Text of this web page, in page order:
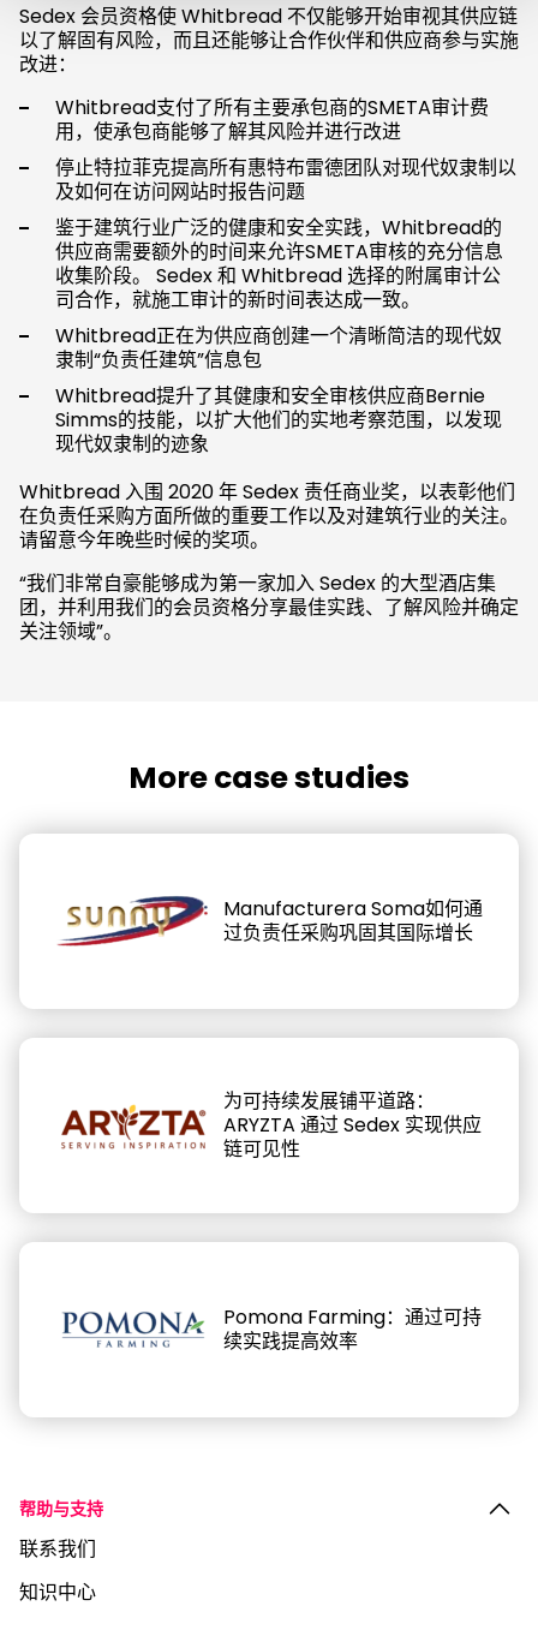
Sedex 会员资格使 Whitbread 不仅能够开始审视其供应链
以了解固有风险，而且还能够让合作伙伴和供应商参与实施
改进：
Whitbread支付了所有主要承包商的SMETA审计费
用，使承包商能够了解其风险并进行改进
停止特拉菲克提高所有惠特布雷德团队对现代奴隶制以
及如何在访问网站时报告问题
鉴于建筑行业广泛的健康和安全实践，Whitbread的
供应商需要额外的时间来允许SMETA审核的充分信息
收集阶段。 Sedex 和 Whitbread 选择的附属审计公
司合作，就施工审计的新时间表达成一致。
Whitbread正在为供应商创建一个清晰简洁的现代奴
隶制“负责任建筑”信息包
Whitbread提升了其健康和安全审核供应商Bernie
Simms的技能，以扩大他们的实地考察范围，以发现
现代奴隶制的迹象
Whitbread 入围 2020 年 Sedex 责任商业奖，以表彰他们
在负责任采购方面所做的重要工作以及对建筑行业的关注。
请留意今年晚些时候的奖项。
“我们非常自豪能够成为第一家加入 Sedex 的大型酒店集
团，并利用我们的会员资格分享最佳实践、了解风险并确定
关注领域”。
More case studies
Manufacturera Soma如何通
过负责任采购巩固其国际增长
为可持续发展铺平道路：
ARYZTA 通过 Sedex 实现供应
链可见性
Pomona Farming：通过可持
续实践提高效率
帮助与支持
联系我们
知识中心